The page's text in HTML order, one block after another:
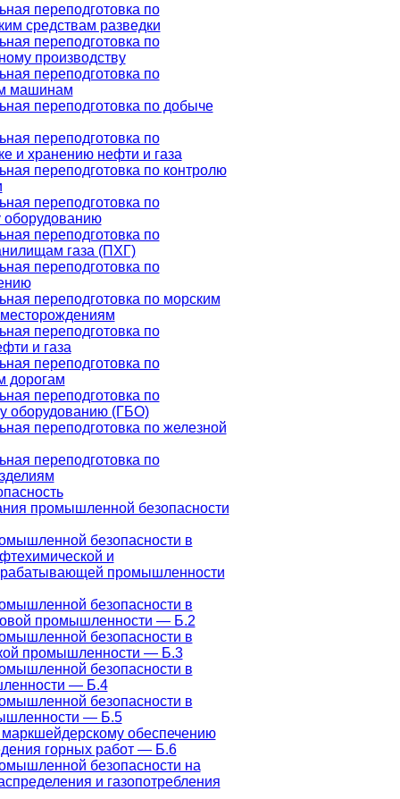
переподготовка по
средствам разведки
переподготовка по
производству
переподготовка по
машинам
переподготовка по добыче
переподготовка по
и хранению нефти и газа
переподготовка по контролю
переподготовка по
оборудованию
переподготовка по
газа (ПХГ)
переподготовка по
переподготовка по морским
переподготовка по
и газа
переподготовка по
дорогам
переподготовка по
оборудованию (ГБО)
переподготовка по железной
переподготовка по
промышленной безопасности
безопасности в
и
промышленности
безопасности в
промышленности — Б.2
безопасности в
промышленности — Б.3
безопасности в
— Б.4
безопасности в
— Б.5
обеспечению
горных работ — Б.6
безопасности на
и газопотребления